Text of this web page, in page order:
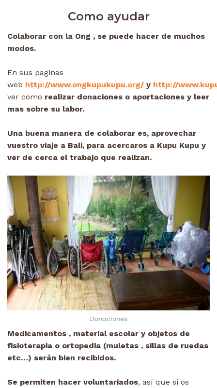
Como ayudar
Colaborar con la Ong , se puede hacer de muchos
modos.
En sus paginas
web http://www.ongkupukupu.org/ y http://
ver como realizar donaciones o aportaciones y leer
mas sobre su labor.
Una buena manera de colaborar es, aprovechar
vuestro viaje a Bali, para acercaros a Kupu Kupu y
ver de cerca el trabajo que realizan.
Donaciones
Medicamentos , material escolar y objetos de
fisioterapia o ortopedia (muletas , sillas de ruedas
etc…) serán bien recibidos.
Se permiten hacer voluntariados, así que si os